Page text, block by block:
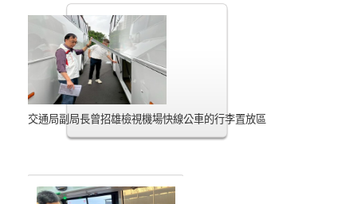
交通局副局長曾招雄檢視機場快線公車的行李置放區